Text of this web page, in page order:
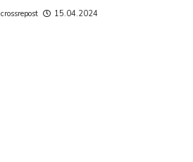
crossrepost 15.04.2024